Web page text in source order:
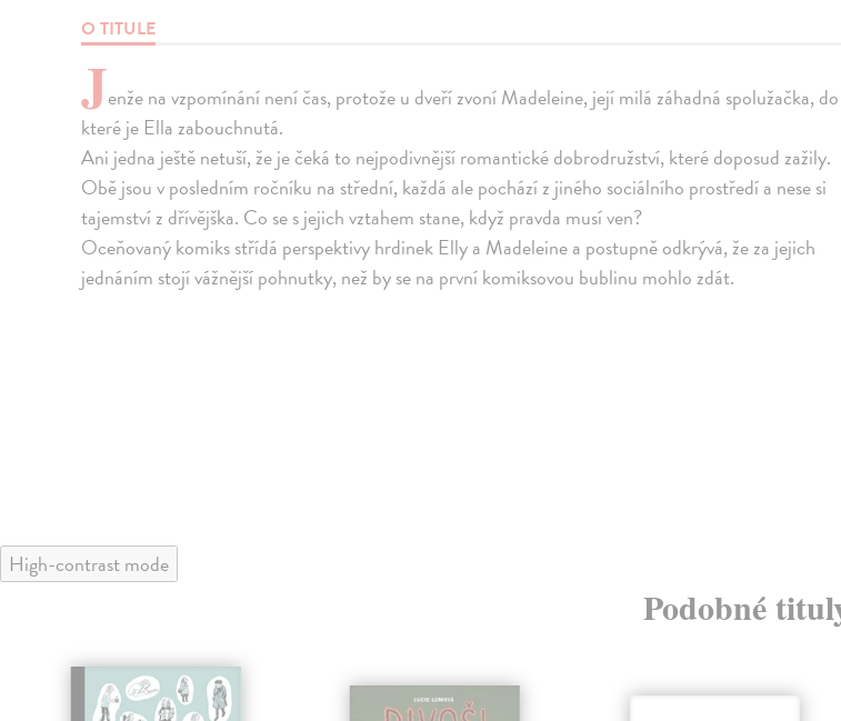
O TITULE
Jenže na vzpomínání není čas, protože u dveří zvoní Madeleine, její milá záhadná spolužačka, do
které je Ella zabouchnutá.
Ani jedna ještě netuší, že je čeká to nejpodivnější romantické dobrodružství, které doposud zažily.
Obě jsou v posledním ročníku na střední, každá ale pochází z jiného sociálního prostředí a nese si
tajemství z dřívějška. Co se s jejich vztahem stane, když pravda musí ven?
Oceňovaný komiks střídá perspektivy hrdinek Elly a Madeleine a postupně odkrývá, že za jejich
jednáním stojí vážnější pohnutky, než by se na první komiksovou bublinu mohlo zdát.
High-contrast mode
Podobné